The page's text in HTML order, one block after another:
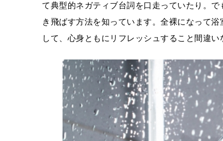
て典型的ネガティブ台詞を口走っていたり。
き飛ばす方法を知っています。全裸になって
して、心身ともにリフレッシュすること間違い